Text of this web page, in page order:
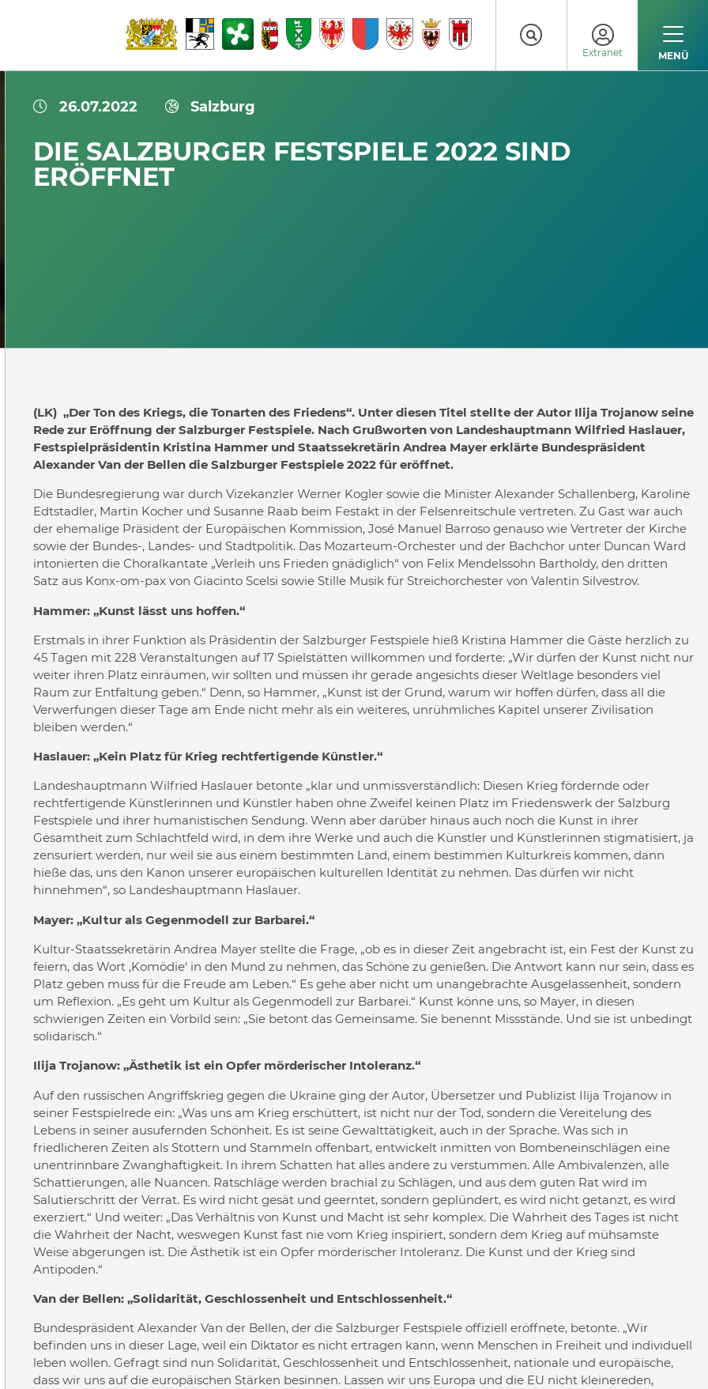
Extranet
MENÜ
26.07.2022 Salzburg
DIE SALZBURGER FESTSPIELE 2022 SIND
ERÖFFNET
(LK) „Der Ton des Kriegs, die Tonarten des Friedens“. Unter diesen Titel stellte der Autor Ilija Trojanow seine
Rede zur Eröffnung der Salzburger Festspiele. Nach Grußworten von Landeshauptmann Wilfried Haslauer,
Festspielpräsidentin Kristina Hammer und Staatssekretärin Andrea Mayer erklärte Bundespräsident
Alexander Van der Bellen die Salzburger Festspiele 2022 für eröffnet.
Die Bundesregierung war durch Vizekanzler Werner Kogler sowie die Minister Alexander Schallenberg, Karoline
Edtstadler, Martin Kocher und Susanne Raab beim Festakt in der Felsenreitschule vertreten. Zu Gast war auch
der ehemalige Präsident der Europäischen Kommission, José Manuel Barroso genauso wie Vertreter der Kirche
sowie der Bundes-, Landes- und Stadtpolitik. Das Mozarteum-Orchester und der Bachchor unter Duncan Ward
intonierten die Choralkantate „Verleih uns Frieden gnädiglich“ von Felix Mendelssohn Bartholdy, den dritten
Satz aus Konx-om-pax von Giacinto Scelsi sowie Stille Musik für Streichorchester von Valentin Silvestrov.
Hammer: „Kunst lässt uns hoffen.“
Erstmals in ihrer Funktion als Präsidentin der Salzburger Festspiele hieß Kristina Hammer die Gäste herzlich zu
45 Tagen mit 228 Veranstaltungen auf 17 Spielstätten willkommen und forderte: „Wir dürfen der Kunst nicht nur
weiter ihren Platz einräumen, wir sollten und müssen ihr gerade angesichts dieser Weltlage besonders viel
Raum zur Entfaltung geben.“ Denn, so Hammer, „Kunst ist der Grund, warum wir hoffen dürfen, dass all die
Verwerfungen dieser Tage am Ende nicht mehr als ein weiteres, unrühmliches Kapitel unserer Zivilisation
bleiben werden.“
Haslauer: „Kein Platz für Krieg rechtfertigende Künstler.“
Landeshauptmann Wilfried Haslauer betonte „klar und unmissverständlich: Diesen Krieg fördernde oder
rechtfertigende Künstlerinnen und Künstler haben ohne Zweifel keinen Platz im Friedenswerk der Salzburg
Festspiele und ihrer humanistischen Sendung. Wenn aber darüber hinaus auch noch die Kunst in ihrer
Gesamtheit zum Schlachtfeld wird, in dem ihre Werke und auch die Künstler und Künstlerinnen stigmatisiert, ja
zensuriert werden, nur weil sie aus einem bestimmten Land, einem bestimmen Kulturkreis kommen, dann
hieße das, uns den Kanon unserer europäischen kulturellen Identität zu nehmen. Das dürfen wir nicht
hinnehmen“, so Landeshauptmann Haslauer.
Mayer: „Kultur als Gegenmodell zur Barbarei.“
Kultur-Staatssekretärin Andrea Mayer stellte die Frage, „ob es in dieser Zeit angebracht ist, ein Fest der Kunst zu
feiern, das Wort ‚Komödie‘ in den Mund zu nehmen, das Schöne zu genießen. Die Antwort kann nur sein, dass es
Platz geben muss für die Freude am Leben.“ Es gehe aber nicht um unangebrachte Ausgelassenheit, sondern
um Reflexion. „Es geht um Kultur als Gegenmodell zur Barbarei.“ Kunst könne uns, so Mayer, in diesen
schwierigen Zeiten ein Vorbild sein: „Sie betont das Gemeinsame. Sie benennt Missstände. Und sie ist unbedingt
solidarisch.“
Ilija Trojanow: „Ästhetik ist ein Opfer mörderischer Intoleranz.“
Auf den russischen Angriffskrieg gegen die Ukraine ging der Autor, Übersetzer und Publizist Ilija Trojanow in
seiner Festspielrede ein: „Was uns am Krieg erschüttert, ist nicht nur der Tod, sondern die Vereitelung des
Lebens in seiner ausufernden Schönheit. Es ist seine Gewalttätigkeit, auch in der Sprache. Was sich in
friedlicheren Zeiten als Stottern und Stammeln offenbart, entwickelt inmitten von Bombeneinschlägen eine
unentrinnbare Zwanghaftigkeit. In ihrem Schatten hat alles andere zu verstummen. Alle Ambivalenzen, alle
Schattierungen, alle Nuancen. Ratschläge werden brachial zu Schlägen, und aus dem guten Rat wird im
Salutierschritt der Verrat. Es wird nicht gesät und geerntet, sondern geplündert, es wird nicht getanzt, es wird
exerziert.“ Und weiter: „Das Verhältnis von Kunst und Macht ist sehr komplex. Die Wahrheit des Tages ist nicht
die Wahrheit der Nacht, weswegen Kunst fast nie vom Krieg inspiriert, sondern dem Krieg auf mühsamste
Weise abgerungen ist. Die Ästhetik ist ein Opfer mörderischer Intoleranz. Die Kunst und der Krieg sind
Antipoden.“
Van der Bellen: „Solidarität, Geschlossenheit und Entschlossenheit.“
Bundespräsident Alexander Van der Bellen, der die Salzburger Festspiele offiziell eröffnete, betonte. „Wir
befinden uns in dieser Lage, weil ein Diktator es nicht ertragen kann, wenn Menschen in Freiheit und individuell
leben wollen. Gefragt sind nun Solidarität, Geschlossenheit und Entschlossenheit, nationale und europäische,
dass wir uns auf die europäischen Stärken besinnen. Lassen wir uns Europa und die EU nicht kleinereden,